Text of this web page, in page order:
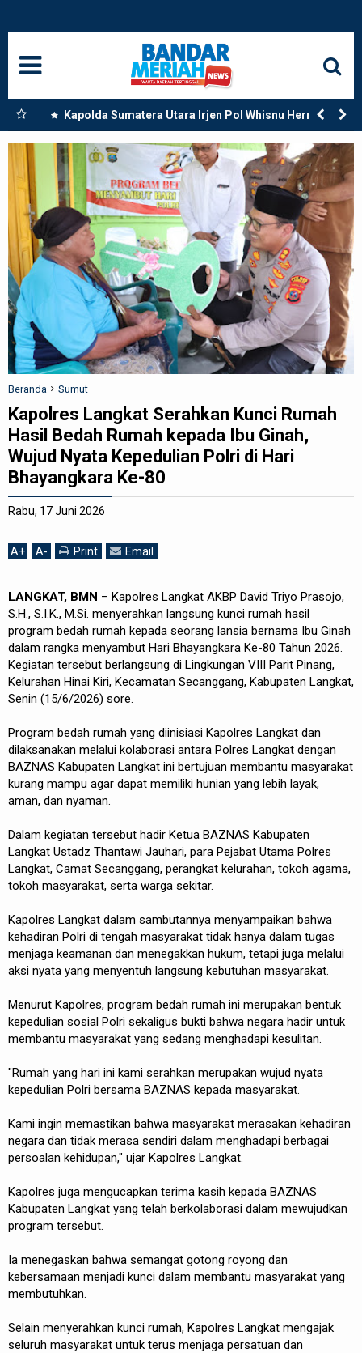
Kapolda Sumatera Utara Irjen Pol Whisnu Hermawan
Februanto Resmikan Secara Langsung Mako Polres
Paluta di Tano Ponggol Kecamatan Padang Bolak
Beranda Sumut
Kapolres Langkat Serahkan Kunci Rumah
Hasil Bedah Rumah kepada Ibu Ginah,
Wujud Nyata Kepedulian Polri di Hari
Bhayangkara Ke-80
Rabu, 17 Juni 2026
A+ A- Print Email
LANGKAT, BMN – Kapolres Langkat AKBP David Triyo Prasojo,
S.H., S.I.K., M.Si. menyerahkan langsung kunci rumah hasil
program bedah rumah kepada seorang lansia bernama Ibu Ginah
dalam rangka menyambut Hari Bhayangkara Ke-80 Tahun 2026.
Kegiatan tersebut berlangsung di Lingkungan VIII Parit Pinang,
Kelurahan Hinai Kiri, Kecamatan Secanggang, Kabupaten Langkat,
Senin (15/6/2026) sore.
Program bedah rumah yang diinisiasi Kapolres Langkat dan
dilaksanakan melalui kolaborasi antara Polres Langkat dengan
BAZNAS Kabupaten Langkat ini bertujuan membantu masyarakat
kurang mampu agar dapat memiliki hunian yang lebih layak,
aman, dan nyaman.
Dalam kegiatan tersebut hadir Ketua BAZNAS Kabupaten
Langkat Ustadz Thantawi Jauhari, para Pejabat Utama Polres
Langkat, Camat Secanggang, perangkat kelurahan, tokoh agama,
tokoh masyarakat, serta warga sekitar.
Kapolres Langkat dalam sambutannya menyampaikan bahwa
kehadiran Polri di tengah masyarakat tidak hanya dalam tugas
menjaga keamanan dan menegakkan hukum, tetapi juga melalui
aksi nyata yang menyentuh langsung kebutuhan masyarakat.
Menurut Kapolres, program bedah rumah ini merupakan bentuk
kepedulian sosial Polri sekaligus bukti bahwa negara hadir untuk
membantu masyarakat yang sedang menghadapi kesulitan.
"Rumah yang hari ini kami serahkan merupakan wujud nyata
kepedulian Polri bersama BAZNAS kepada masyarakat.
Kami ingin memastikan bahwa masyarakat merasakan kehadiran
negara dan tidak merasa sendiri dalam menghadapi berbagai
persoalan kehidupan," ujar Kapolres Langkat.
Kapolres juga mengucapkan terima kasih kepada BAZNAS
Kabupaten Langkat yang telah berkolaborasi dalam mewujudkan
program tersebut.
Ia menegaskan bahwa semangat gotong royong dan
kebersamaan menjadi kunci dalam membantu masyarakat yang
membutuhkan.
Selain menyerahkan kunci rumah, Kapolres Langkat mengajak
seluruh masyarakat untuk terus menjaga persatuan dan
NASIONAL
SUMUT
MEDAN
LANGKAT
ACEH
BISNIS
EDUKASI
ADVETORIAL
REDAKSI